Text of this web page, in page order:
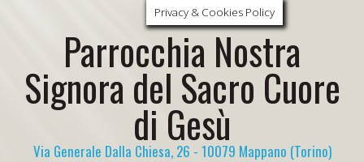
Parrocchia Nostra
Signora del Sacro Cuore
di Gesù
Via Generale Dalla Chiesa, 26 - 10079 Mappano (Torino)
Privacy & Cookies Policy